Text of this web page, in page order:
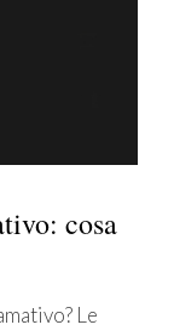
cosa
Le